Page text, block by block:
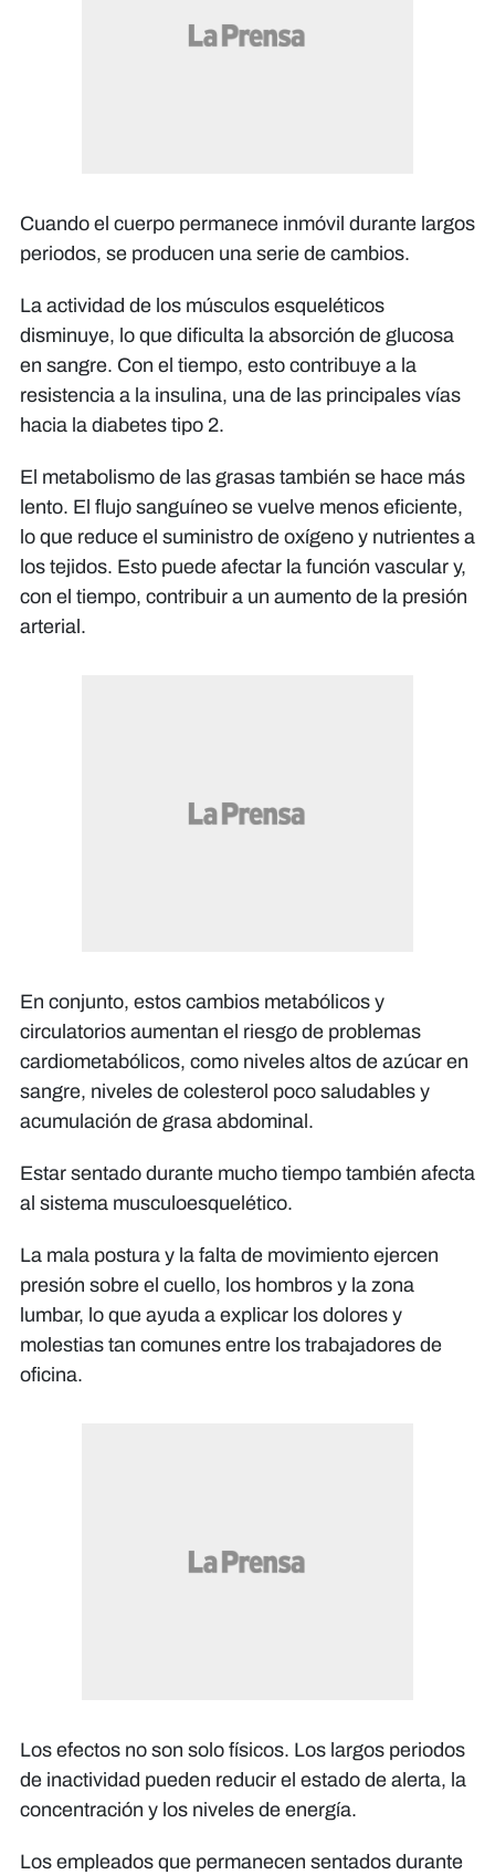
Cuando el cuerpo permanece inmóvil durante largos
periodos, se producen una serie de cambios.
La actividad de los músculos esqueléticos
disminuye, lo que dificulta la absorción de glucosa
en sangre. Con el tiempo, esto contribuye a la
resistencia a la insulina, una de las principales vías
hacia la diabetes tipo 2.
El metabolismo de las grasas también se hace más
lento. El flujo sanguíneo se vuelve menos eficiente,
lo que reduce el suministro de oxígeno y nutrientes a
los tejidos. Esto puede afectar la función vascular y,
con el tiempo, contribuir a un aumento de la presión
arterial.
En conjunto, estos cambios metabólicos y
circulatorios aumentan el riesgo de problemas
cardiometabólicos, como niveles altos de azúcar en
sangre, niveles de colesterol poco saludables y
acumulación de grasa abdominal.
Estar sentado durante mucho tiempo también afecta
al sistema musculoesquelético.
La mala postura y la falta de movimiento ejercen
presión sobre el cuello, los hombros y la zona
lumbar, lo que ayuda a explicar los dolores y
molestias tan comunes entre los trabajadores de
oficina.
Los efectos no son solo físicos. Los largos periodos
de inactividad pueden reducir el estado de alerta, la
concentración y los niveles de energía.
Los empleados que permanecen sentados durante